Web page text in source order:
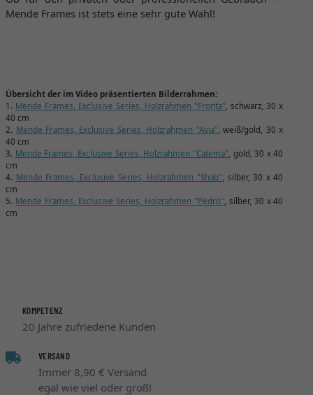
Mende Frames ist stets eine sehr gute Wahl!
Übersicht der im Video präsentierten Bilderrahmen:
1. Mende Frames, Exclusive Series, Holzrahmen "Fronta" , schwarz, 30 x
40 cm
2. Mende Frames, Exclusive Series, Holzrahmen "Avia" , weiß/gold, 30 x
40 cm
3. Mende Frames, Exclusive Series, Holzrahmen "Catema" , gold, 30 x 40
cm
4. Mende Frames, Exclusive Series, Holzrahmen "Shab" , silber, 30 x 40
cm
5. Mende Frames, Exclusive Series, Holzrahmen "Pedro" , silber, 30 x 40
cm
KOMPETENZ
20 Jahre zufriedene Kunden
VERSAND
Immer 8,90 € Versand
egal wie viel oder groß!